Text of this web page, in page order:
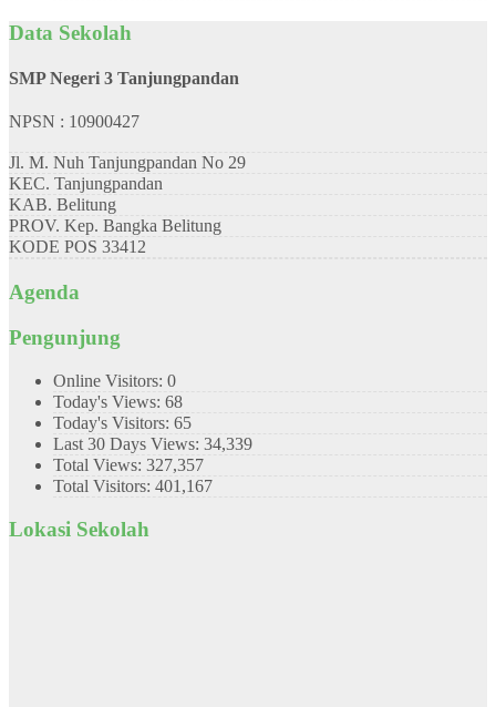
Data Sekolah
SMP Negeri 3 Tanjungpandan
NPSN : 10900427
Jl. M. Nuh Tanjungpandan No 29
KEC. Tanjungpandan
KAB. Belitung
PROV. Kep. Bangka Belitung
KODE POS 33412
Agenda
Pengunjung
Online Visitors: 0
Today's Views: 68
Today's Visitors: 65
Last 30 Days Views: 34,339
Total Views: 327,357
Total Visitors: 401,167
Lokasi Sekolah